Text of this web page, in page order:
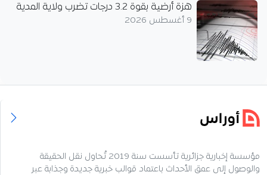
هزة أرضية بقوة 3.2 درجات تضرب ولاية المدية
9 أغسطس 2026
مؤسسة إخبارية جزائرية تأسست سنة 2019 تُحاول نقل الحقيقة
والوصول إلى عمق الأحداث باعتماد قوالب خبرية جديدة وجذابة عبر